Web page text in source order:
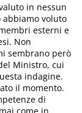
in nessun
abbiamo voluto
esterni e
Non
sembrano però
Ministro, cui
indagine.
il momento.
di